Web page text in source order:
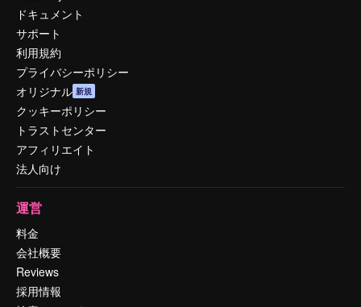
ドキュメント
サポート
利用規約
プライバシーポリシー
オリジナル 新規
クッキーポリシー
トラストセンター
アフィリエイト
法人向け
運営
料金
会社概要
Reviews
採用情報